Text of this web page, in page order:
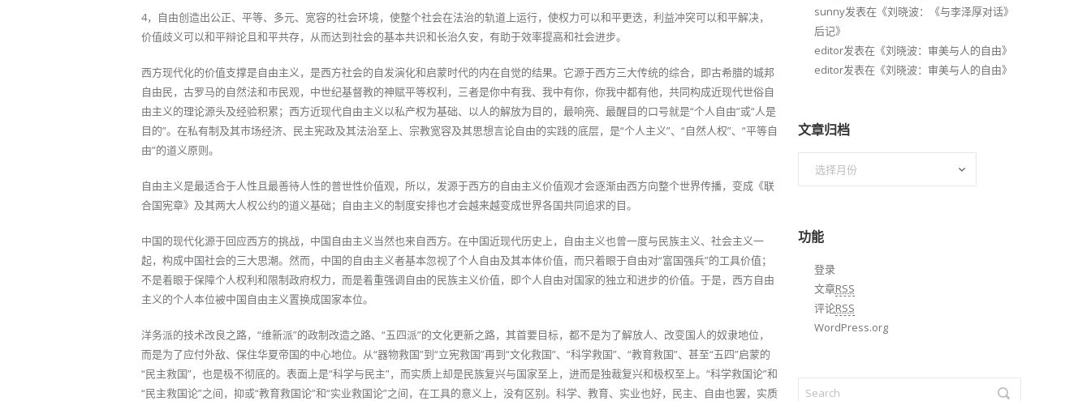
4，自由创造出公正、平等、多元、宽容的社会环境，使整个社会在法治的轨道上运行，使权力可以和平更迭，利益冲突可以和平解决，
价值歧义可以和平辩论且和平共存，从而达到社会的基本共识和长治久安，有助于效率提高和社会进步。
西方现代化的价值支撑是自由主义，是西方社会的自发演化和启蒙时代的内在自觉的结果。它源于西方三大传统的综合，即古希腊的城邦
自由民，古罗马的自然法和市民观，中世纪基督教的神赋平等权利，三者是你中有我、我中有你，你我中都有他，共同构成近现代世俗自
由主义的理论源头及经验积累；西方近现代自由主义以私产权为基础、以人的解放为目的，最响亮、最醒目的口号就是“个人自由”或“人是
目的”。在私有制及其市场经济、民主宪政及其法治至上、宗教宽容及其思想言论自由的实践的底层，是“个人主义”、“自然人权”、“平等自
由”的道义原则。
自由主义是最适合于人性且最善待人性的普世性价值观，所以，发源于西方的自由主义价值观才会逐渐由西方向整个世界传播，变成《联
合国宪章》及其两大人权公约的道义基础；自由主义的制度安排也才会越来越变成世界各国共同追求的目。
中国的现代化源于回应西方的挑战，中国自由主义当然也来自西方。在中国近现代历史上，自由主义也曾一度与民族主义、社会主义一
起，构成中国社会的三大思潮。然而，中国的自由主义者基本忽视了个人自由及其本体价值，而只着眼于自由对“富国强兵”的工具价值；
不是着眼于保障个人权利和限制政府权力，而是着重强调自由的民族主义价值，即个人自由对国家的独立和进步的价值。于是，西方自由
主义的个人本位被中国自由主义置换成国家本位。
洋务派的技术改良之路，“维新派”的政制改造之路、“五四派”的文化更新之路，其首要目标，都不是为了解放人、改变国人的奴隶地位，
而是为了应付外敌、保住华夏帝国的中心地位。从“器物救国”到“立宪救国”再到“文化救国”、“科学救国”、“教育救国”、甚至“五四”启蒙的
“民主救国”，也是极不彻底的。表面上是“科学与民主”，而实质上却是民族复兴与国家至上，进而是独裁复兴和极权至上。“科学救国论”和
“民主救国论”之间，抑或“教育救国论”和“实业救国论”之间，在工具的意义上，没有区别。科学、教育、实业也好，民主、自由也罢，实质
sunny发表在《刘晓波：《与李泽厚对话》
后记》
editor发表在《刘晓波：审美与人的自由》
editor发表在《刘晓波：审美与人的自由》
文章归档
功能
登录
文章RSS
评论RSS
WordPress.org